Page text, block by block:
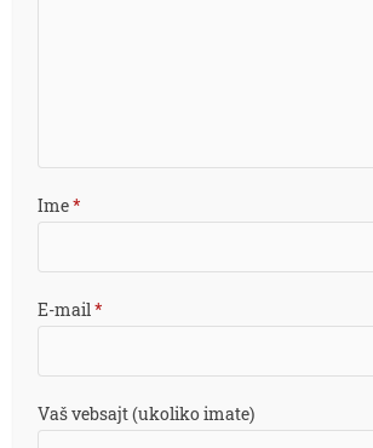
Ime*
E-mail*
Vaš vebsajt (ukoliko imate)